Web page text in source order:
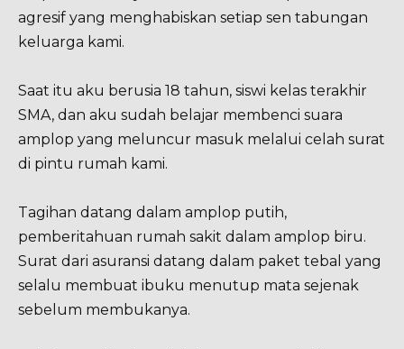
agresif yang menghabiskan setiap sen tabungan
keluarga kami.
Saat itu aku berusia 18 tahun, siswi kelas terakhir
SMA, dan aku sudah belajar membenci suara
amplop yang meluncur masuk melalui celah surat
di pintu rumah kami.
Tagihan datang dalam amplop putih,
pemberitahuan rumah sakit dalam amplop biru.
Surat dari asuransi datang dalam paket tebal yang
selalu membuat ibuku menutup mata sejenak
sebelum membukanya.